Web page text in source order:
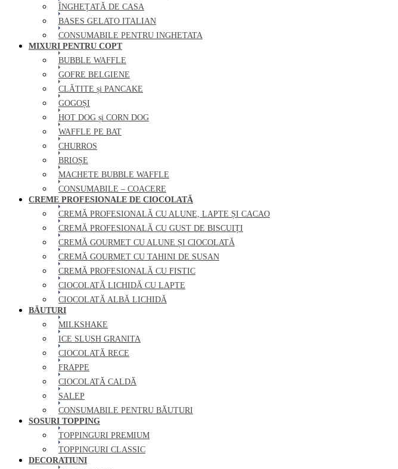
ÎNGHEȚATĂ DE CASA
BASES GELATO ITALIAN
CONSUMABILE PENTRU INGHETATA
MIXURI PENTRU COPT
BUBBLE WAFFLE
GOFRE BELGIENE
CLĂTITE și PANCAKE
GOGOȘI
HOT DOG și CORN DOG
WAFFLE PE BAT
CHURROS
BRIOȘE
MACHETE BUBBLE WAFFLE
CONSUMABILE – COACERE
CREME PROFESIONALE DE CIOCOLATĂ
CREMĂ PROFESIONALĂ CU ALUNE, LAPTE ȘI CACAO
CREMĂ PROFESIONALĂ CU GUST DE BISCUIȚI
CREMĂ GOURMET CU ALUNE ȘI CIOCOLATĂ
CREMĂ GOURMET CU TAHINI DE SUSAN
CREMĂ PROFESIONALĂ CU FISTIC
CIOCOLATĂ LICHIDĂ CU LAPTE
CIOCOLATĂ ALBĂ LICHIDĂ
BĂUTURI
MILKSHAKE
ICE SLUSH GRANITA
CIOCOLATĂ RECE
FRAPPE
CIOCOLATĂ CALDĂ
SALEP
CONSUMABILE PENTRU BĂUTURI
SOSURI TOPPING
TOPPINGURI PREMIUM
TOPPINGURI CLASSIC
DECORATIUNI